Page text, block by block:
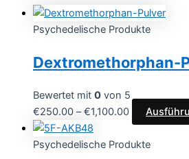
Psychedelische Produkte
Dextromethorphan-
Bewertet mit 0 von 5
€250.00 –€1,100.00
Psychedelische Produkte